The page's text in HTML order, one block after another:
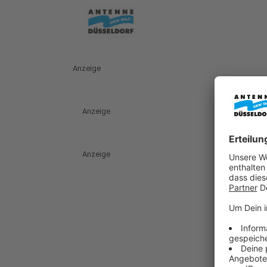
Anzeige
Anzeige
Anzeige